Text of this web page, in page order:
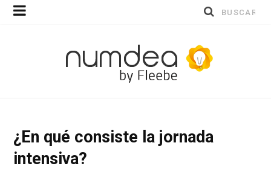
Buscar
¿En qué consiste la jornada
intensiva?